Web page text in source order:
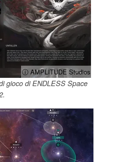
ⓘ AMPLITUDE Studios
gioco di ENDLESS Space